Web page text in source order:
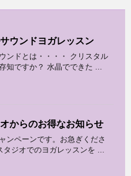
ウンドヨガレッスン
ンドとは・・・・ クリスタル
知ですか？ 水晶でできた ...
からのお得なお知らせ
ンペーンです。お急ぎくださ
タジオでのヨガレッスンを ...